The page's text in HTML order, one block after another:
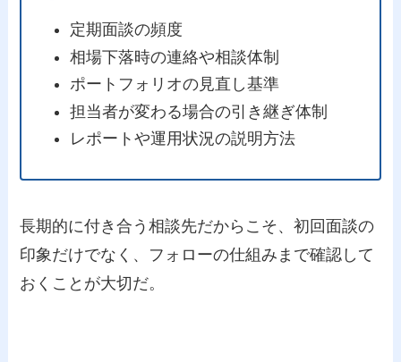
定期面談の頻度
相場下落時の連絡や相談体制
ポートフォリオの見直し基準
担当者が変わる場合の引き継ぎ体制
レポートや運用状況の説明方法
長期的に付き合う相談先だからこそ、初回面談の
印象だけでなく、フォローの仕組みまで確認して
おくことが大切だ。